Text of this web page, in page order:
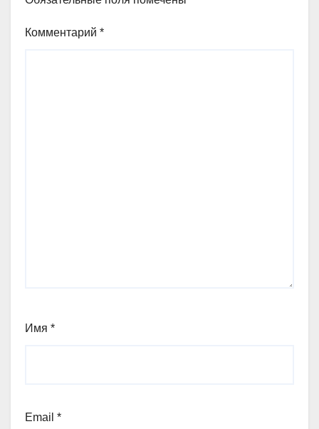
Комментарий *
Имя *
Email *